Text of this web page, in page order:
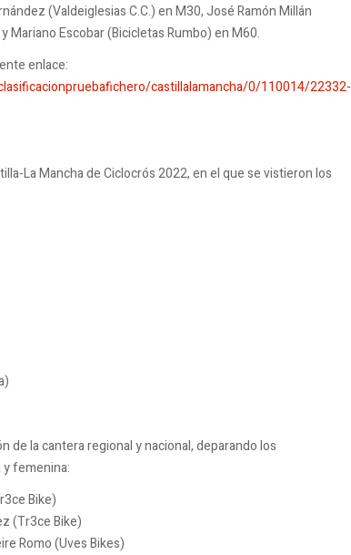
(Valdeiglesias C.C.) en M30, José Ramón Millán
Mariano Escobar (Bicicletas Rumbo) en M60.
enlace:
castillalamancha/0/110014/22332-
La Mancha de Ciclocrós 2022, en el que se vistieron los
de la cantera regional y nacional, deparando los
femenina:
Bike)
(Tr3ce Bike)
Romo (Uves Bikes)